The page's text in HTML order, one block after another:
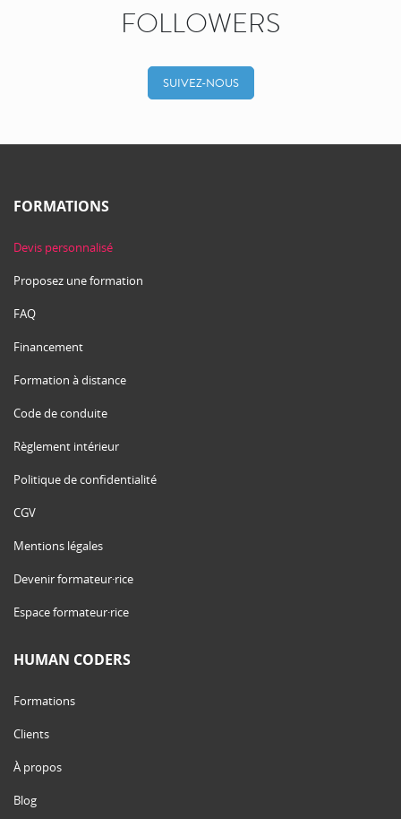
FOLLOWERS
SUIVEZ-NOUS
FORMATIONS
Devis personnalisé
Proposez une formation
FAQ
Financement
Formation à distance
Code de conduite
Règlement intérieur
Politique de confidentialité
CGV
Mentions légales
Devenir formateur·rice
Espace formateur·rice
HUMAN CODERS
Formations
Clients
À propos
Blog